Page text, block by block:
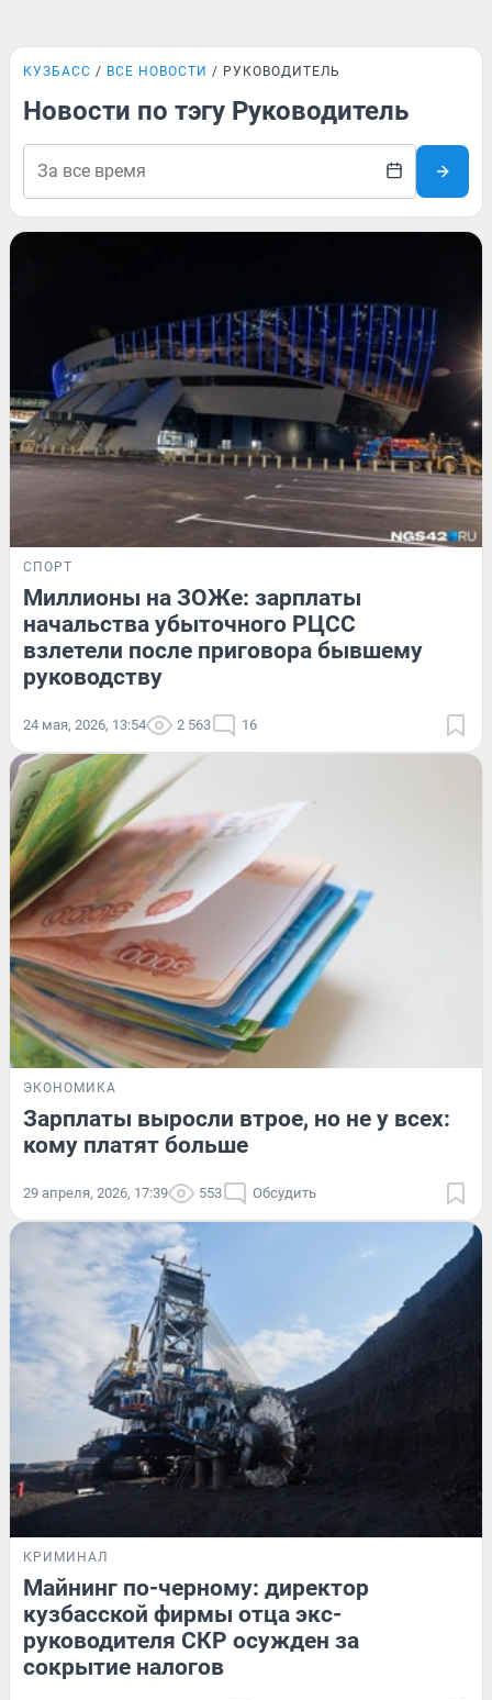
КУЗБАСС ВСЕ НОВОСТИ РУКОВОДИТЕЛЬ
Новости по тэгу Руководитель
СПОРТ
Миллионы на ЗОЖе: зарплаты
начальства убыточного РЦСС
взлетели после приговора бывшему
руководству
24 мая, 2026, 13:54 2 563 16
ЭКОНОМИКА
Зарплаты выросли втрое, но не у всех:
кому платят больше
29 апреля, 2026, 17:39 553 Обсудить
КРИМИНАЛ
Майнинг по-черному: директор
кузбасской фирмы отца экс-
руководителя СКР осужден за
сокрытие налогов